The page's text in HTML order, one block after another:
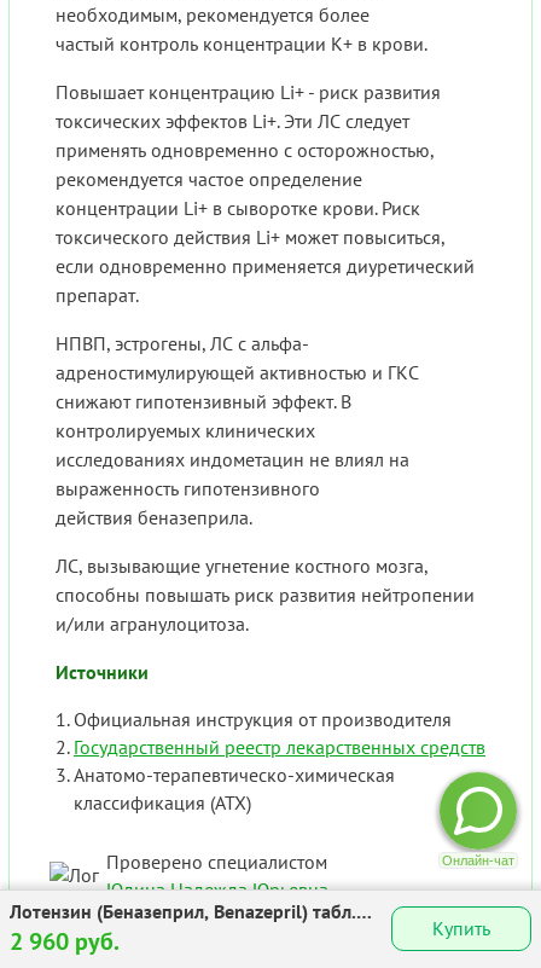
необходимым, рекомендуется более
частый контроль концентрации K+ в крови.
Повышает концентрацию Li+ - риск развития
токсических эффектов Li+. Эти ЛС следует
применять одновременно с осторожностью,
рекомендуется частое определение
концентрации Li+ в сыворотке крови. Риск
токсического действия Li+ может повыситься,
если одновременно применяется диуретический
препарат.
НПВП, эстрогены, ЛС с альфа-
адреностимулирующей активностью и ГКС
снижают гипотензивный эффект. В
контролируемых клинических
исследованиях индометацин не влиял на
выраженность гипотензивного
действия беназеприла.
ЛС, вызывающие угнетение костного мозга,
способны повышать риск развития нейтропении
и/или агранулоцитоза.
Источники
Официальная инструкция от производителя
Государственный реестр лекарственных средств
Анатомо-терапевтическо-химическая
классификация (ATX)
Проверено специалистом
Юдина Надежда Юрьевна
фармацевт, стаж 3 года
Лотензин (Беназеприл, Benazepril) табл.
10мг №28
2 960 руб. Купить